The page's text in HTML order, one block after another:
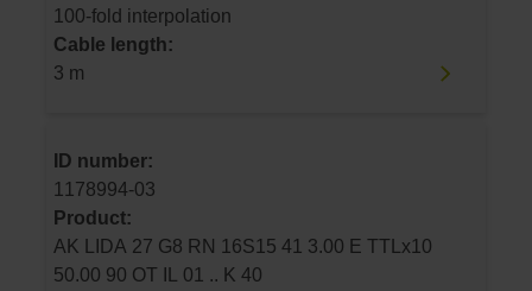
100-fold interpolation
Cable length:
3 m
ID number:
1178994-03
Product:
AK LIDA 27 G8 RN 16S15 41 3.00 E TTLx10
50.00 90 OT IL 01 .. K 40